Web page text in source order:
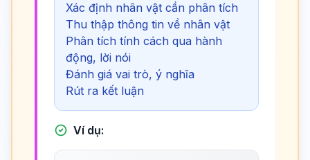
Xác định nhân vật cần phân tích
Thu thập thông tin về nhân vật
Phân tích tính cách qua hành
động, lời nói
Đánh giá vai trò, ý nghĩa
Rút ra kết luận
Ví dụ: